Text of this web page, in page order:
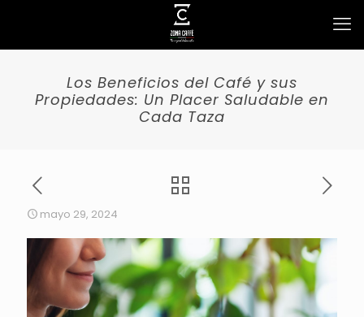
Los Beneficios del Café y sus
Propiedades: Un Placer Saludable en
Cada Taza
mayo 29, 2024